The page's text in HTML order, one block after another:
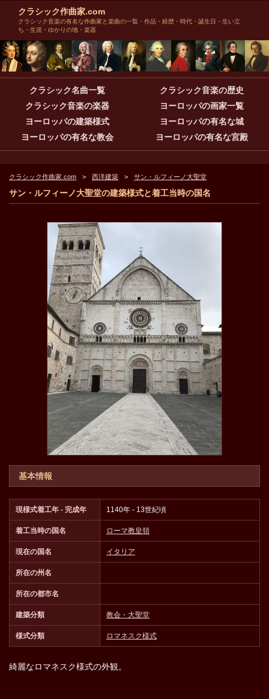
クラシック作曲家.com
クラシック音楽の有名な作曲家と楽曲の一覧・作品・経歴・時代・誕生日・生い立
ち・生涯・ゆかりの地・楽器
クラシック名曲一覧
クラシック音楽の歴史
クラシック音楽の楽器
ヨーロッパの画家一覧
ヨーロッパの建築様式
ヨーロッパの有名な城
ヨーロッパの有名な教会
ヨーロッパの有名な宮殿
クラシック作曲家.com 西洋建築 サン・ルフィーノ大聖堂
サン・ルフィーノ大聖堂の建築様式と着工当時の国名
基本情報
現様式着工年 - 完成年 1140年 - 13世紀頃
着工当時の国名 ローマ教皇領
現在の国名 イタリア
所在の州名
所在の都市名
建築分類 教会・大聖堂
様式分類 ロマネスク様式
綺麗なロマネスク様式の外観。